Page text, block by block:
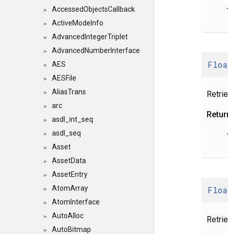
► AccessedObjectsCallback
► ActiveModeInfo
► AdvancedIntegerTriplet
► AdvancedNumberInterface
► AES
► AESFile
► AliasTrans
► arc
► asdl_int_seq
► asdl_seq
► Asset
► AssetData
► AssetEntry
► AtomArray
► AtomInterface
► AutoAlloc
► AutoBitmap